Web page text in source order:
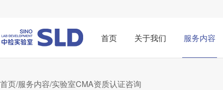
首页 关于我们 服务内容
首页/服务内容/实验室CMA资质认证咨询